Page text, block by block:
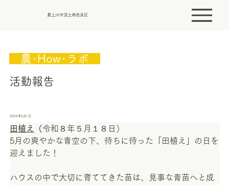
最上川中流土地改良区
農･How･ラボ
活動報告
2026年6月1日
田植え （令和８年５月１８日）
5月の爽やかな青空の下、待ちに待った「田植え」の日を
迎えました！
ハウスの中で大切に育ててきた苗は、見事な青苗へと成